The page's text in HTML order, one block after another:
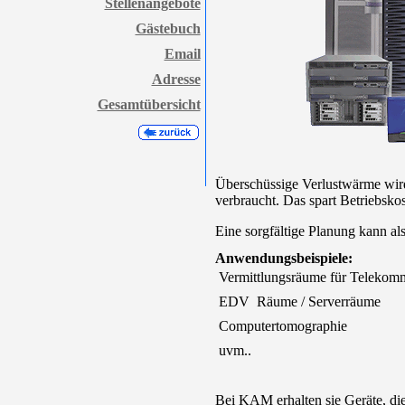
Stellenangebote
Gästebuch
Email
Adresse
Gesamtübersicht
Überschüssige Verlustwärme
verbraucht. Das spart
Eine sorgfältige Planung kann
Anwendungsbeispiele:
 Vermittlungsräume für
 EDV  Räume / Serverräume
 Computertomographie
 uvm..
Bei KAM erhalten sie Geräte,